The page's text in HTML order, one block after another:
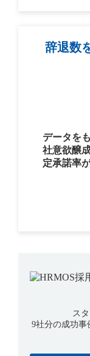
辞退数
データを
社意欲醸
定承諾率
ス
9社分の成功事